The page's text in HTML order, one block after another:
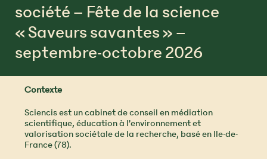
société – Fête de la science
« Saveurs savantes » –
septembre-octobre 2026
Contexte
Sciencis est un cabinet de conseil en médiation
scientifique, éducation à l’environnement et
valorisation sociétale de la recherche, basé en Ile-de-
France (78).